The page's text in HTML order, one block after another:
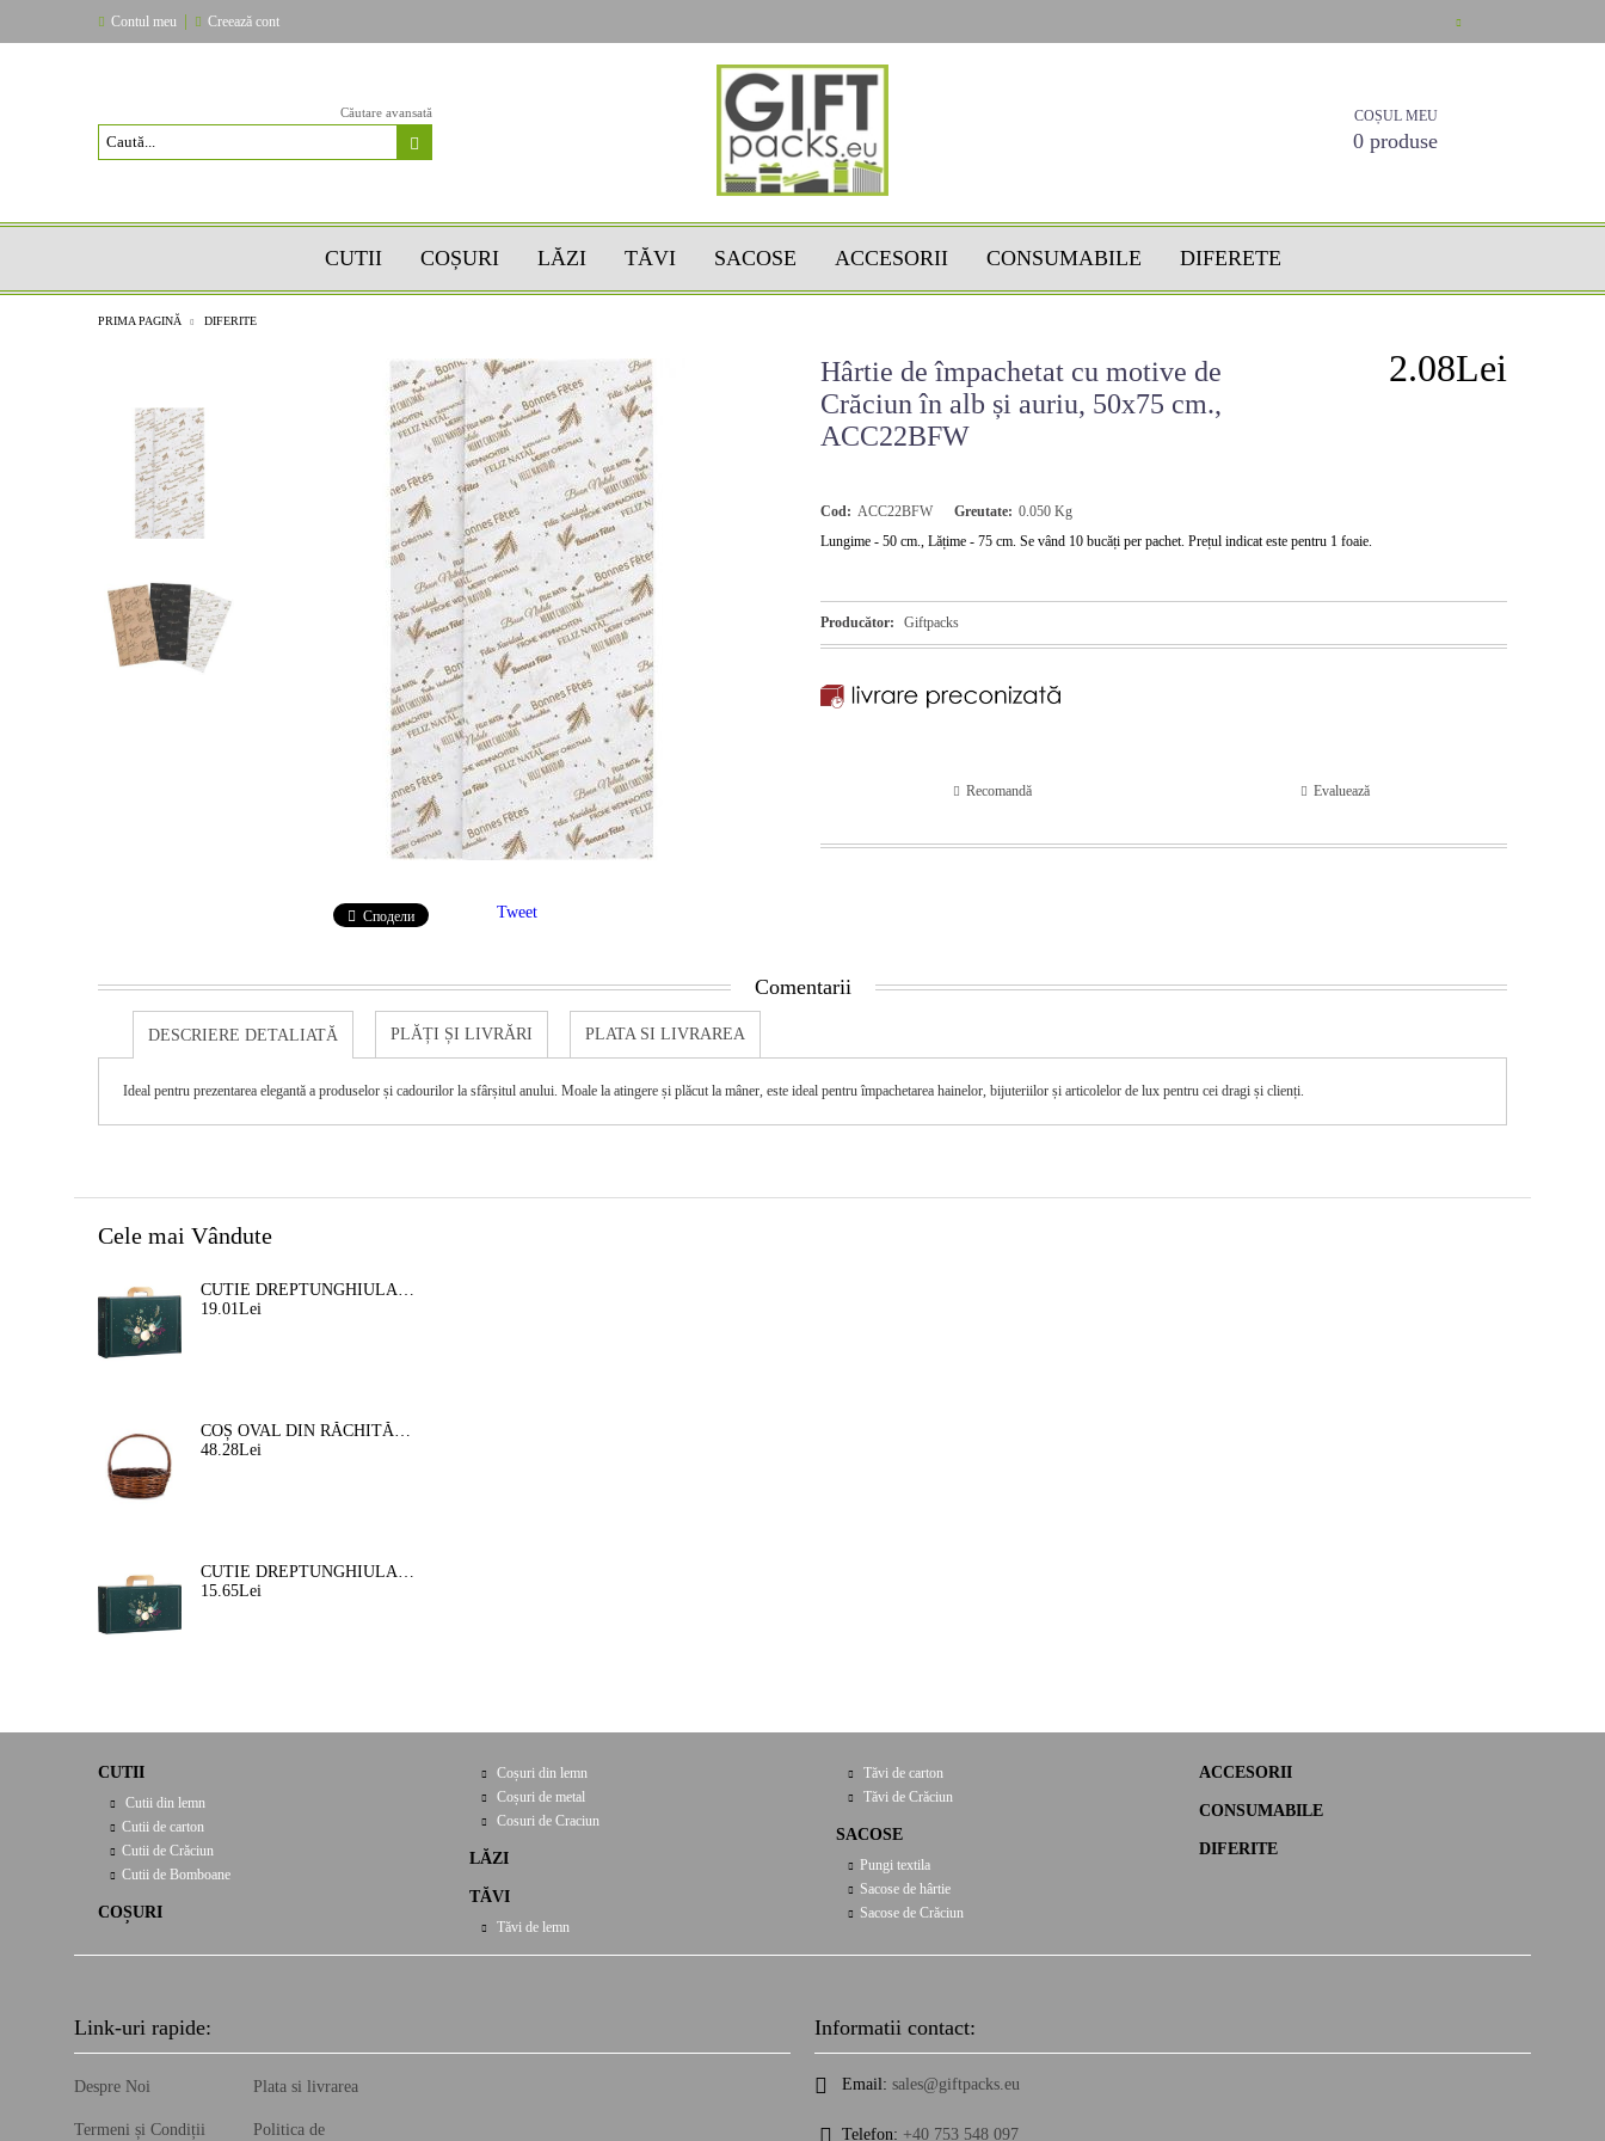
Contul meu Creează cont
Căutare avansată COȘUL MEU
0 produse
CUTII COȘURI LĂZI TĂVI SACOSE ACCESORII CONSUMABILE DIFERETE
PRIMA PAGINĂ DIFERITE
Hârtie de împachetat cu motive de
Crăciun în alb și auriu, 50x75 cm.,
ACC22BFW
2.08Lei
Cod: ACC22BFW Greutate: 0.050 Kg
Lungime - 50 cm., Lățime - 75 cm. Se vând 10 bucăți per pachet. Prețul indicat este pentru 1 foaie.
Producător: Giftpacks
Recomandă Evaluează
Сподели Tweet
Comentarii
DESCRIERE DETALIATĂ PLĂȚI ȘI LIVRĂRI PLATA SI LIVRAREA
Ideal pentru prezentarea elegantă a produselor și cadourilor la sfârșitul anului. Moale la atingere și plăcut la mâner, este ideal pentru împachetarea hainelor, bijuteriilor și articolelor de lux pentru cei dragi și clienți.
Cele mai Vândute
CUTIE DREPTUNGHIULARA DIN CARTON TIP "VALIZA" NATURA FERMECATA VERDE/AURIE, 34,2 X 25,0 X 11,5 CM, CV053M
19.01Lei
COȘ OVAL DIN RĂCHITĂ, MARO, 35X30X12 CM, SP609M
48.28Lei
CUTIE DREPTUNGHIULARA DIN CARTON TIP "VALIZA" NATURA FERMEATA VERDE/AURIE, 33,0 X 18,5 X 9,5 CM, CV053P
15.65Lei
CUTII
Cutii din lemn
Cutii de carton
Cutii de Crăciun
Cutii de Bomboane
COȘURI
Coșuri din lemn
Coșuri de metal
Cosuri de Craciun
LĂZI
TĂVI
Tăvi de lemn
Tăvi de carton
Tăvi de Crăciun
SACOSE
Pungi textila
Sacose de hârtie
Sacose de Crăciun
ACCESORII
CONSUMABILE
DIFERITE
Link-uri rapide:
Despre Noi
Termeni și Condiții
Plata si livrarea
Politica de
Informatii contact:
Email: sales@giftpacks.eu
Telefon: +40 753 548 097